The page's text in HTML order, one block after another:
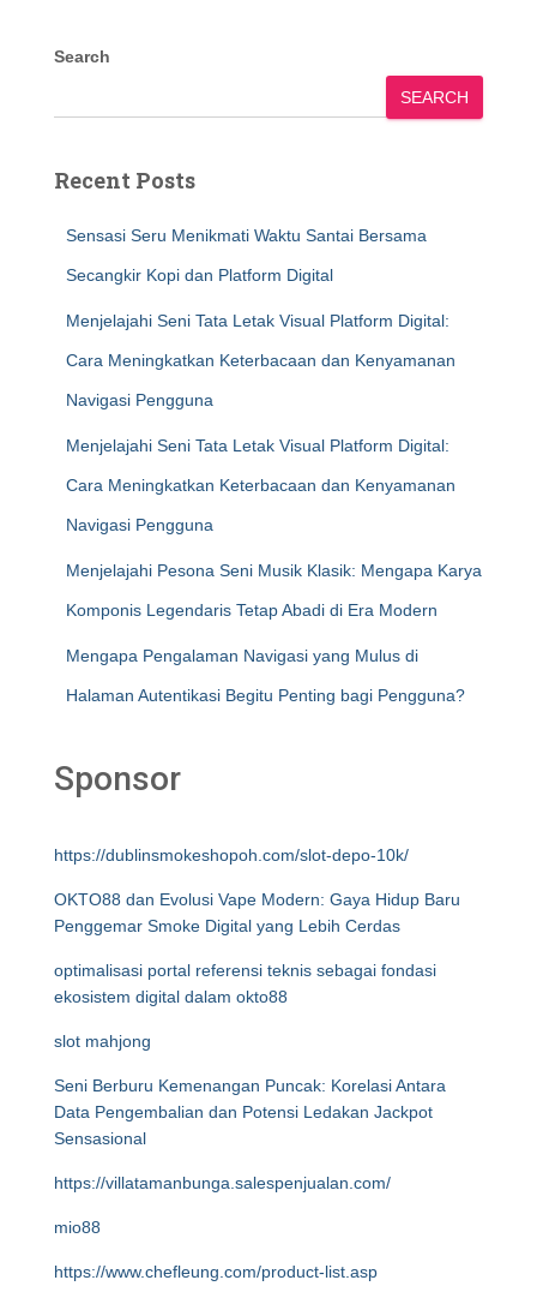
Search
SEARCH
Recent Posts
Sensasi Seru Menikmati Waktu Santai Bersama
Secangkir Kopi dan Platform Digital
Menjelajahi Seni Tata Letak Visual Platform Digital:
Cara Meningkatkan Keterbacaan dan Kenyamanan
Navigasi Pengguna
Menjelajahi Seni Tata Letak Visual Platform Digital:
Cara Meningkatkan Keterbacaan dan Kenyamanan
Navigasi Pengguna
Menjelajahi Pesona Seni Musik Klasik: Mengapa Karya
Komponis Legendaris Tetap Abadi di Era Modern
Mengapa Pengalaman Navigasi yang Mulus di
Halaman Autentikasi Begitu Penting bagi Pengguna?
Sponsor
https://dublinsmokeshopoh.com/slot-depo-10k/
OKTO88 dan Evolusi Vape Modern: Gaya Hidup Baru
Penggemar Smoke Digital yang Lebih Cerdas
optimalisasi portal referensi teknis sebagai fondasi
ekosistem digital dalam okto88
slot mahjong
Seni Berburu Kemenangan Puncak: Korelasi Antara
Data Pengembalian dan Potensi Ledakan Jackpot
Sensasional
https://villatamanbunga.salespenjualan.com/
mio88
https://www.chefleung.com/product-list.asp